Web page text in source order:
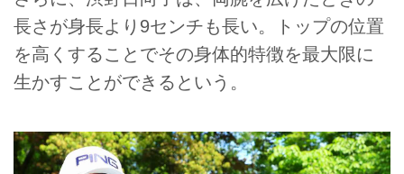
長さが身長より9センチも長い。トップの位置
を高くすることでその身体的特徴を最大限に
生かすことができるという。